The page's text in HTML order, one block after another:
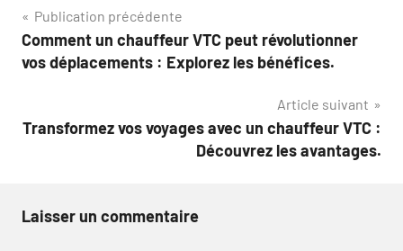
Navigation
de
Publication précédente
Comment un chauffeur VTC peut révolutionner
vos déplacements : Explorez les bénéfices.
Article suivant
Transformez vos voyages avec un chauffeur VTC :
Découvrez les avantages.
Laisser un commentaire